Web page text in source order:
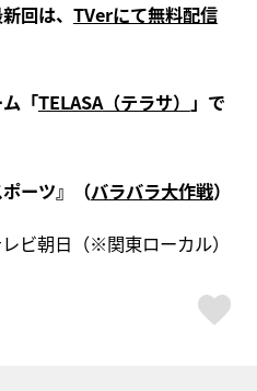
回は、 TVerにて無料配信
「TELASA（テラサ） 」で
ーツ』（バラバラ大作戦）
ビ朝日（※関東ローカル）